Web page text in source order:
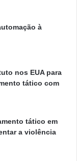
à
nos EUA para
tático com
tático em
a violência